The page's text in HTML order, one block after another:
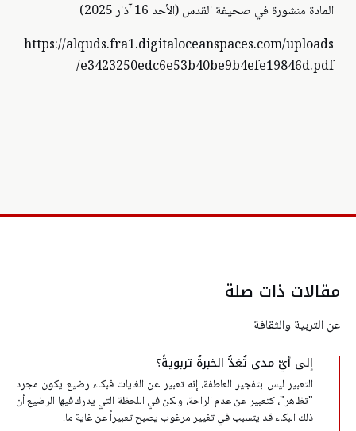
المادة منشورة في صحيفة القدس (الأحد 16 آذار 2025)
https://alquds.fra1.digitaloceanspaces.com/uploads
/e3423250edc6e53b40be9b4efe19846d.pdf
مقالات ذات صلة
عن التربية والثقافة
إلى أيّ مدى تُعَدُّ الخبرةُ تربويةً؟
التعبير ليس بتفجير العاطفة، إنه تعبير عن الغايات فبكاء رضيع يكون مجرد
"تظاهر"، كتعبير عن عدم الراحة، ولكن في اللحظة التي يدرك فيها الرضيع أن
ذلك البكاء قد يتسبب في تغيير مرغوب يصبح تعبيراً عن غاية ما.